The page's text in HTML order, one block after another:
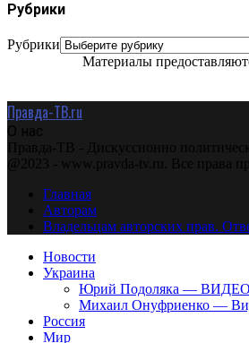
Рубрики
Рубрики
Материалы
Правда-ТВ.ru
О нас
Правда-ТВ - Дискуссионно
@2023 - www.pravda-tv.ru. Все права
Главная
Авторам
Владельцам авторских прав.
Новости
Украина
Юрий Подоляка — ВИДЕО
Михаил Онуфриенко —
Россия
Мир